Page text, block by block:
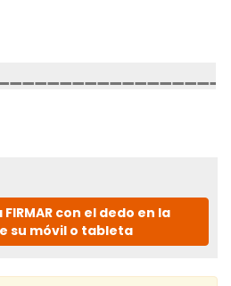
FIRMAR con el dedo en la
su móvil o tableta